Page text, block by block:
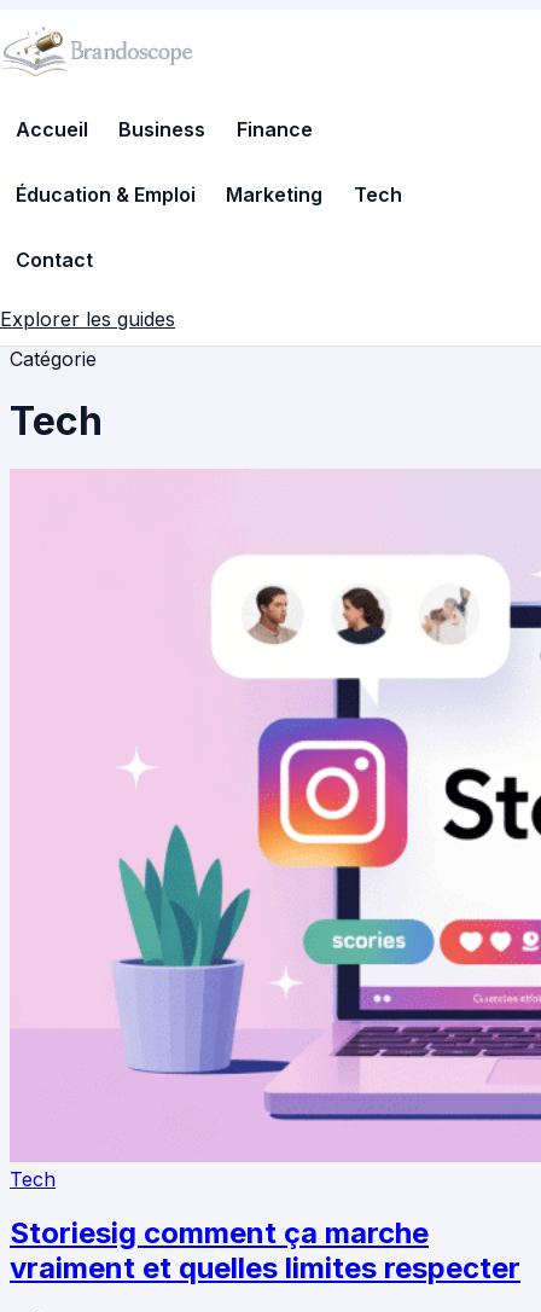
Accueil Business Finance
Éducation & Emploi Marketing Tech
Contact
Explorer les guides
Catégorie
Tech
Tech
Storiesig comment ça marche
vraiment et quelles limites respecter